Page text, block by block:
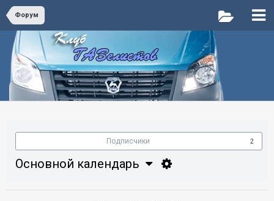
Форум
Подписчики 2
Основной календарь